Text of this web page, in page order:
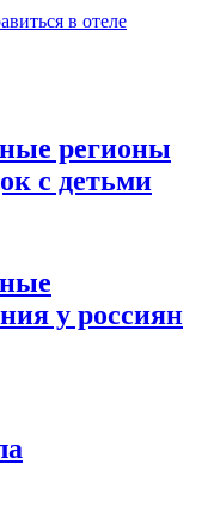
в отеле
регионы
с детьми
у россиян